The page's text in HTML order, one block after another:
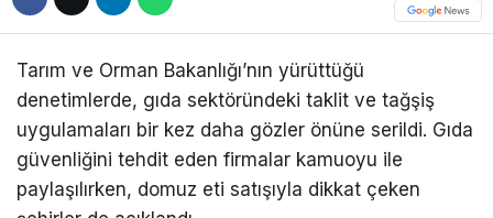
Instagram
Youtube
Tarım ve Orman Bakanlığı’nın yürüttüğü
denetimlerde, gıda sektöründeki taklit ve tağşiş
uygulamaları bir kez daha gözler önüne serildi. Gıda
güvenliğini tehdit eden firmalar kamuoyu ile
paylaşılırken, domuz eti satışıyla dikkat çeken